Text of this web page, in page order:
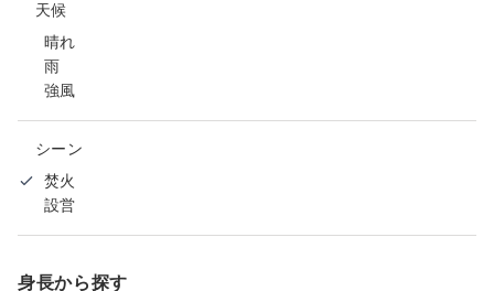
天候
晴れ
雨
強風
シーン
焚火
設営
身長から探す